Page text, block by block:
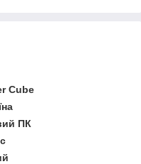
Cube
ПК